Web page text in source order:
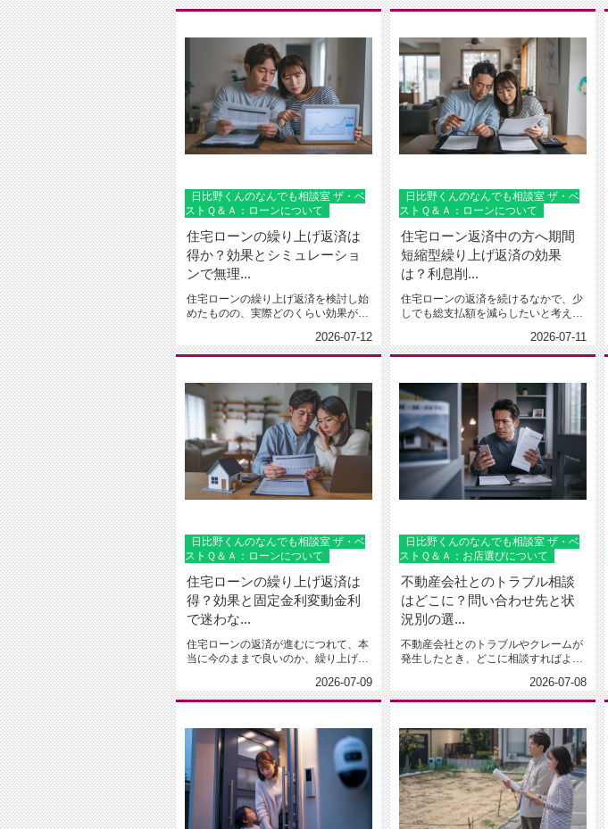
日比野くんのなんでも相談室 ザ・ベ
ストＱ＆Ａ：ローンについて
住宅ローンの繰り上げ返済は
得か？効果とシミュレーショ
ンで無理...
住宅ローンの繰り上げ返済を検討し始
めたものの、実際どのくらい効果があ
2026-07-12
日比野くんのなんでも相談室 ザ・ベ
ストＱ＆Ａ：ローンについて
住宅ローン返済中の方へ期間
短縮型繰り上げ返済の効果
は？利息削...
住宅ローンの返済を続けるなかで、少
しでも総支払額を減らしたいと考えた
2026-07-11
日比野くんのなんでも相談室 ザ・ベ
ストＱ＆Ａ：ローンについて
住宅ローンの繰り上げ返済は
得？効果と固定金利変動金利
で迷わな...
住宅ローンの返済が進むにつれて、本
当に今のままで良いのか、繰り上げ返
2026-07-09
日比野くんのなんでも相談室 ザ・ベ
ストＱ＆Ａ：お店選びについて
不動産会社とのトラブル相談
はどこに？問い合わせ先と状
況別の選...
不動産会社とのトラブルやクレームが
発生したとき、どこに相談すればよい
2026-07-08